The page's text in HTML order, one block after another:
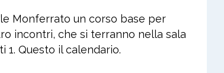
Monferrato un corso base per
incontri, che si terranno nella sala
1. Questo il calendario.